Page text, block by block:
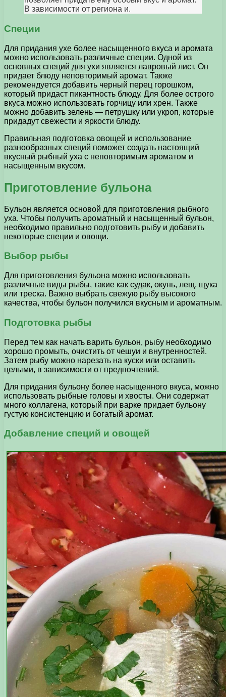
В зависимости от региона и.
Специи
Для придания ухе более насыщенного вкуса и аромата
можно использовать различные специи. Одной из
основных специй для ухи является лавровый лист. Он
придает блюду неповторимый аромат. Также
рекомендуется добавить черный перец горошком,
который придаст пикантность блюду. Для более острого
вкуса можно использовать горчицу или хрен. Также
можно добавить зелень — петрушку или укроп, которые
придадут свежести и яркости блюду.
Правильная подготовка овощей и использование
разнообразных специй поможет создать настоящий
вкусный рыбный уха с неповторимым ароматом и
насыщенным вкусом.
Приготовление бульона
Бульон является основой для приготовления рыбного
уха. Чтобы получить ароматный и насыщенный бульон,
необходимо правильно подготовить рыбу и добавить
некоторые специи и овощи.
Выбор рыбы
Для приготовления бульона можно использовать
различные виды рыбы, такие как судак, окунь, лещ, щука
или треска. Важно выбрать свежую рыбу высокого
качества, чтобы бульон получился вкусным и ароматным.
Подготовка рыбы
Перед тем как начать варить бульон, рыбу необходимо
хорошо промыть, очистить от чешуи и внутренностей.
Затем рыбу можно нарезать на куски или оставить
целыми, в зависимости от предпочтений.
Для придания бульону более насыщенного вкуса, можно
использовать рыбные головы и хвосты. Они содержат
много коллагена, который при варке придает бульону
густую консистенцию и богатый аромат.
Добавление специй и овощей